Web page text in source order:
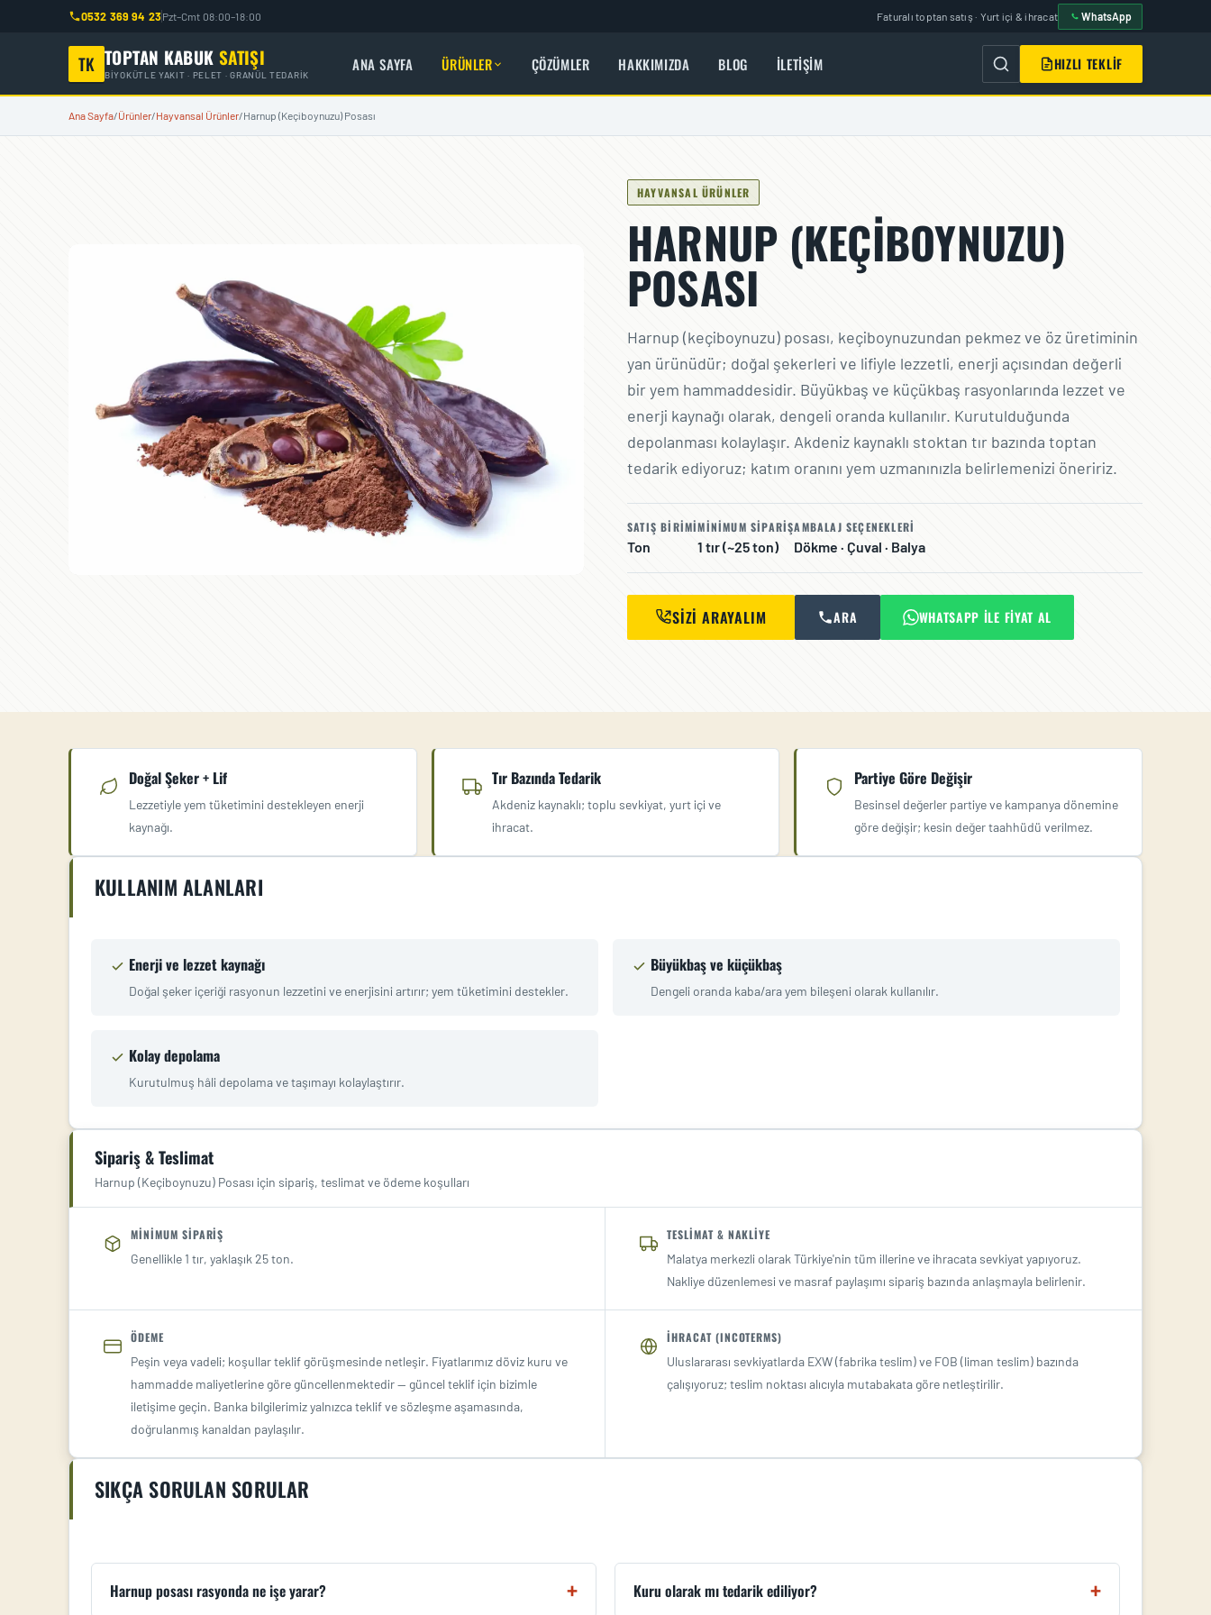
İÇERIĞE GEÇ0532 369 94 23Pzt–Cmt 08:00–18:00 Faturalı toptan satış · Yurt içi & ihracat WhatsApp
TK TOPTAN KABUK SATIŞI
BIYOKÜTLE YAKIT · PELET · GRANÜL TEDARIK
ANA SAYFA ÜRÜNLER ÇÖZÜMLER HAKKIMIZDA BLOG İLETIŞIM HIZLI TEKLIF
Ana Sayfa Ürünler Hayvansal Ürünler Harnup (Keçiboynuzu) Posası
HAYVANSAL ÜRÜNLER
HARNUP (KEÇIBOYNUZU)
POSASI
Harnup (keçiboynuzu) posası, keçiboynuzundan pekmez ve öz üretiminin
yan ürünüdür; doğal şekerleri ve lifiyle lezzetli, enerji açısından değerli
bir yem hammaddesidir. Büyükbaş ve küçükbaş rasyonlarında lezzet ve
enerji kaynağı olarak, dengeli oranda kullanılır. Kurutulduğunda
depolanması kolaylaşır. Akdeniz kaynaklı stoktan tır bazında toptan
tedarik ediyoruz; katım oranını yem uzmanınızla belirlemenizi öneririz.
SATIŞ BIRIMI
Ton
MINIMUM SIPARIŞ
1 tır (~25 ton)
AMBALAJ SEÇENEKLERI
Dökme · Çuval · Balya
SIZI ARAYALIM ARA WHATSAPP ILE FIYAT AL
Doğal Şeker + Lif
Lezzetiyle yem tüketimini destekleyen enerji
kaynağı.
Tır Bazında Tedarik
Akdeniz kaynaklı; toplu sevkiyat, yurt içi ve
ihracat.
Partiye Göre Değişir
Besinsel değerler partiye ve kampanya dönemine
göre değişir; kesin değer taahhüdü verilmez.
KULLANIM ALANLARI
Enerji ve lezzet kaynağı
Doğal şeker içeriği rasyonun lezzetini ve enerjisini artırır; yem tüketimini destekler.
Büyükbaş ve küçükbaş
Dengeli oranda kaba/ara yem bileşeni olarak kullanılır.
Kolay depolama
Kurutulmuş hâli depolama ve taşımayı kolaylaştırır.
Sipariş & Teslimat
Harnup (Keçiboynuzu) Posası için sipariş, teslimat ve ödeme koşulları
MINIMUM SIPARIŞ
Genellikle 1 tır, yaklaşık 25 ton.
TESLIMAT & NAKLIYE
Malatya merkezli olarak Türkiye'nin tüm illerine ve ihracata sevkiyat yapıyoruz.
Nakliye düzenlemesi ve masraf paylaşımı sipariş bazında anlaşmayla belirlenir.
ÖDEME
Peşin veya vadeli; koşullar teklif görüşmesinde netleşir. Fiyatlarımız döviz kuru ve
hammadde maliyetlerine göre güncellenmektedir — güncel teklif için bizimle
iletişime geçin. Banka bilgilerimiz yalnızca teklif ve sözleşme aşamasında,
doğrulanmış kanaldan paylaşılır.
İHRACAT (INCOTERMS)
Uluslararası sevkiyatlarda EXW (fabrika teslim) ve FOB (liman teslim) bazında
çalışıyoruz; teslim noktası alıcıyla mutabakata göre netleştirilir.
SIKÇA SORULAN SORULAR
Harnup posası rasyonda ne işe yarar? Kuru olarak mı tedarik ediliyor?